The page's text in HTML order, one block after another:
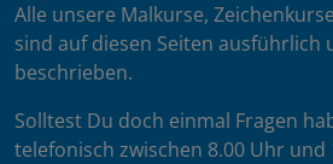
Alle unsere Malkurse,
sind auf diesen Seiten ausführlich
beschrieben.
Solltest Du doch einmal Fragen
telefonisch zwischen 8.00 Uhr